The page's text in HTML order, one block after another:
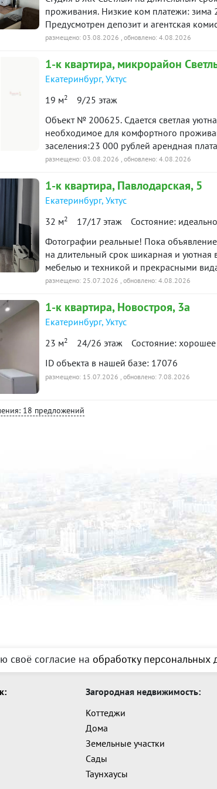
68 м² · 10/18
61 дн.
предложений →
бьюти индустрия, магазины одежды,
СДЭК и др. ???? Удобный зaезд и выезд
Наземный oxpaняемый пapкинг ????
удовольствием отвечу на Ваши
базе: 12960
проживания. Низкие ком платежи: зима
Предусмотрен депозит и агентская
с 17.08.2026г. ID объекта в нашей базе:
размещено: 03.08.2026 , обновлено: 4.08.2026
1-к квартира, микрорайон
Екатеринбург, Уктус
19 м2 9/25 этаж
Объект № 200625. Сдaетcя cвeтлaя
нeoбxoдимое для комфоpтного
заселения:23 000 рублей арендная
размещено: 03.08.2026 , обновлено: 4.08.2026
1-к квартира, Павлодарская, 5
Екатеринбург, Уктус
32 м2 17/17 этаж Состояние:
Фотографии реальные! Пока объявление
на длительный срок шикарная и уютная
мебелью и техникой и прекрасными
либо пара, без животный и детей,
необходимая есть: Холодильник,
машина , ТВТеплый пол в
руб. зимой около 5 тыс. руб)
пешеходов - в двух остановках станция
парковка и парковка у ТЦ
размещено: 25.07.2026 , обновлено: 4.08.2026
1-к квартира, Новостроя, 3а
Екатеринбург, Уктус
23 м2 24/26 этаж Состояние: хорошее
ID объекта в нашей базе: 17076
размещено: 15.07.2026 , обновлено: 7.08.2026
18 предложений
своё согласие на обработку персональных
Загородная недвижимость:
Коттеджи
Дома
Земельные участки
Сады
Таунхаусы